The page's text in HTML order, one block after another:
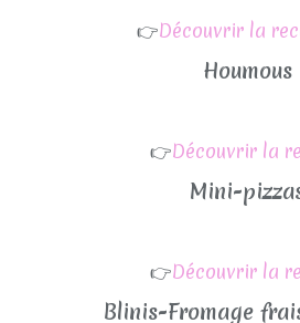
👉Découvrir la
Houmous
👉Découvrir la
Mini-
👉Découvrir la
Blinis-Fromage